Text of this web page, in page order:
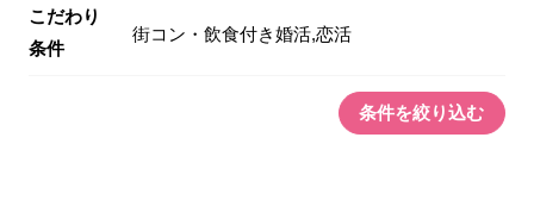
こだわり
条件
街コン・飲食付き婚活,恋活
条件を絞り込む